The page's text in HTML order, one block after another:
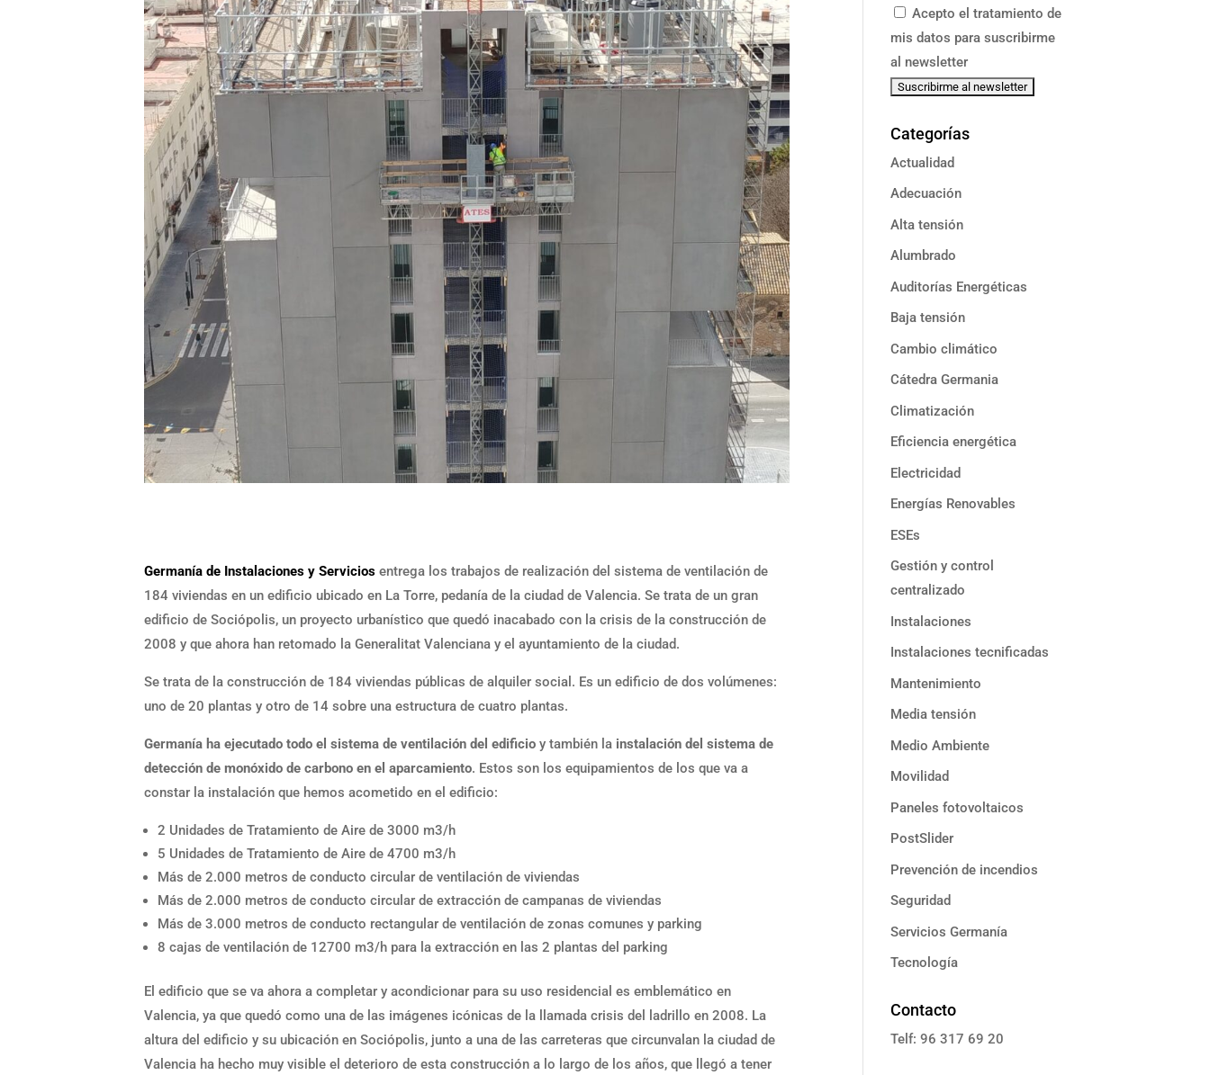
Germanía de Instalaciones y Servicios entrega los trabajos de realización del sistema de ventilación de
184 viviendas en un edificio ubicado en La Torre, pedanía de la ciudad de Valencia. Se trata de un gran
edificio de Sociópolis, un proyecto urbanístico que quedó inacabado con la crisis de la construcción de
2008 y que ahora han retomado la Generalitat Valenciana y el ayuntamiento de la ciudad.
Se trata de la construcción de 184 viviendas públicas de alquiler social. Es un edificio de dos volúmenes:
uno de 20 plantas y otro de 14 sobre una estructura de cuatro plantas.
Germanía ha ejecutado todo el sistema de ventilación del edificio y también la instalación del sistema de
detección de monóxido de carbono en el aparcamiento. Estos son los equipamientos de los que va a
constar la instalación que hemos acometido en el edificio:
2 Unidades de Tratamiento de Aire de 3000 m3/h
5 Unidades de Tratamiento de Aire de 4700 m3/h
Más de 2.000 metros de conducto circular de ventilación de viviendas
Más de 2.000 metros de conducto circular de extracción de campanas de viviendas
Más de 3.000 metros de conducto rectangular de ventilación de zonas comunes y parking
8 cajas de ventilación de 12700 m3/h para la extracción en las 2 plantas del parking
El edificio que se va ahora a completar y acondicionar para su uso residencial es emblemático en
Valencia, ya que quedó como una de las imágenes icónicas de la llamada crisis del ladrillo en 2008. La
altura del edificio y su ubicación en Sociópolis, junto a una de las carreteras que circunvalan la ciudad de
Valencia ha hecho muy visible el deterioro de esta construcción a lo largo de los años, que llegó a tener
Acepto el tratamiento de
mis datos para suscribirme
al newsletter
Categorías
Actualidad
Adecuación
Alta tensión
Alumbrado
Auditorías Energéticas
Baja tensión
Cambio climático
Cátedra Germania
Climatización
Eficiencia energética
Electricidad
Energías Renovables
ESEs
Gestión y control
centralizado
Instalaciones
Instalaciones tecnificadas
Mantenimiento
Media tensión
Medio Ambiente
Movilidad
Paneles fotovoltaicos
PostSlider
Prevención de incendios
Seguridad
Servicios Germanía
Tecnología
Contacto
Telf: 96 317 69 20